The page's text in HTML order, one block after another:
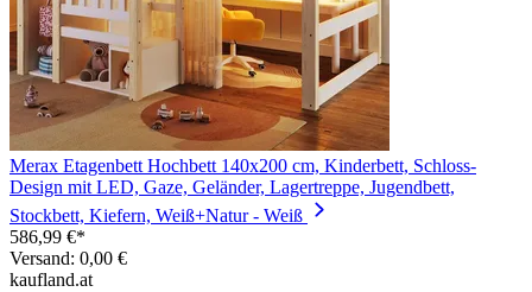
Merax Etagenbett Hochbett 140x200 cm, Kinderbett, Schloss-
Design mit LED, Gaze, Geländer, Lagertreppe, Jugendbett,
Stockbett, Kiefern, Weiß+Natur - Weiß
586,99 €*
Versand: 0,00 €
kaufland.at